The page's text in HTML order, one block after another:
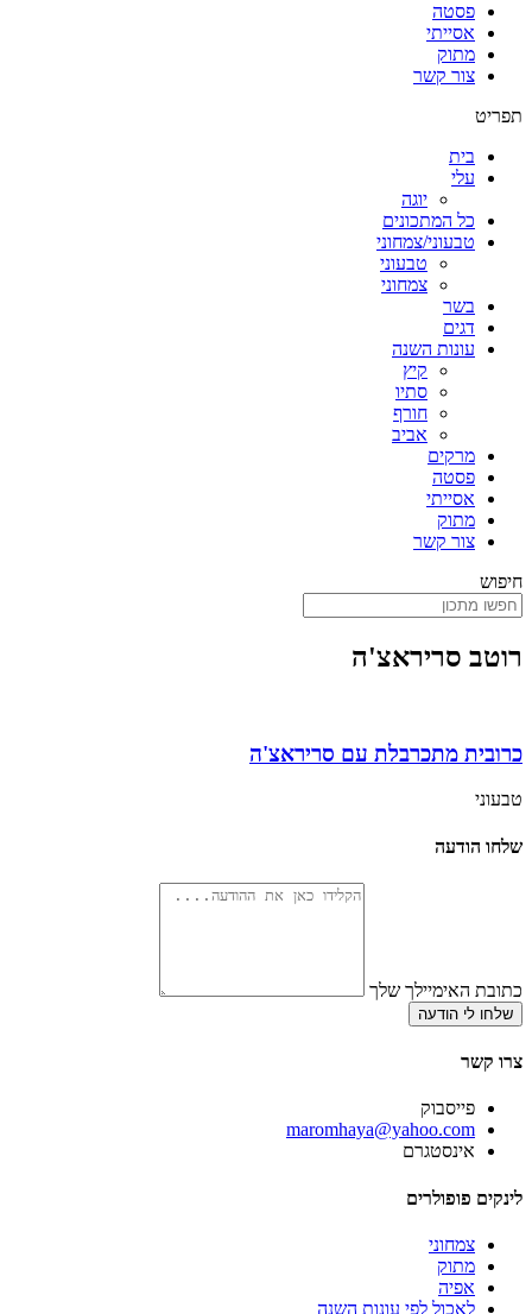
פסטה
אסייתי
מתוק
צור קשר
תפריט
בית
עלי
יוגה
כל המתכונים
טבעוני/צמחוני
טבעוני
צמחוני
בשר
דגים
עונות השנה
קיץ
סתיו
חורף
אביב
מרקים
פסטה
אסייתי
מתוק
צור קשר
חיפוש
רוטב סריראצ'ה
כרובית מתכרבלת עם סריראצ'ה
טבעוני
שלחו הודעה
כתובת האימיילך שלך
שלחו לי הודעה
צרו קשר
פייסבוק
‫maromhaya@yahoo.com
אינסטגרם
לינקים פופולרים
צמחוני
מתוק
אפיה
לאכול לפי עונות השנה